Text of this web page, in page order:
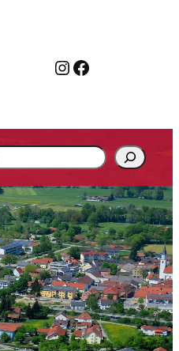
Instagram Facebook